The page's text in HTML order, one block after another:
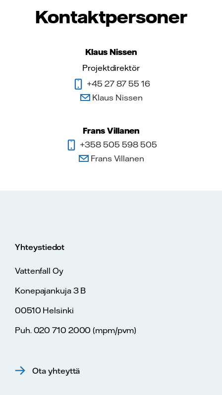
Kontaktpersoner
Klaus Nissen
Projektdirektör
+45 27 87 55 16
Klaus Nissen
Frans Villanen
+358 505 598 505
Frans Villanen
Yhteystiedot
Vattenfall Oy
Konepajankuja 3 B
00510 Helsinki
Puh. 020 710 2000 (mpm/pvm)
Ota yhteyttä